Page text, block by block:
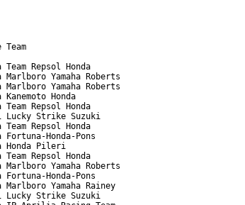
Repsol Honda
Yamaha Roberts
Yamaha Roberts
Honda
Repsol Honda
Lucky Strike Suzuki
Repsol Honda
Honda-Pons
Honda Pileri
Repsol Honda
Yamaha Roberts
Honda-Pons
Yamaha Rainey
Lucky Strike Suzuki